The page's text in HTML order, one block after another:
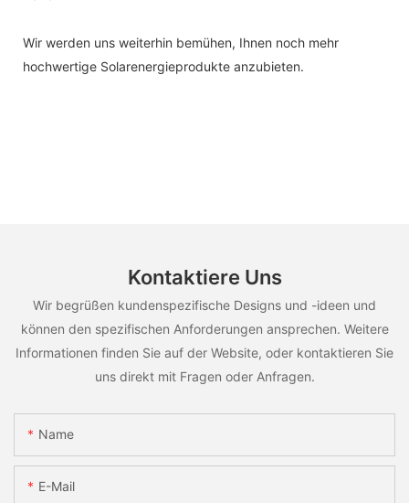
Wir werden uns weiterhin bemühen, Ihnen noch mehr
hochwertige Solarenergieprodukte anzubieten.
Kontaktiere Uns
Wir begrüßen kundenspezifische Designs und -ideen und
können den spezifischen Anforderungen ansprechen. Weitere
Informationen finden Sie auf der Website, oder kontaktieren Sie
uns direkt mit Fragen oder Anfragen.
Name
E-Mail